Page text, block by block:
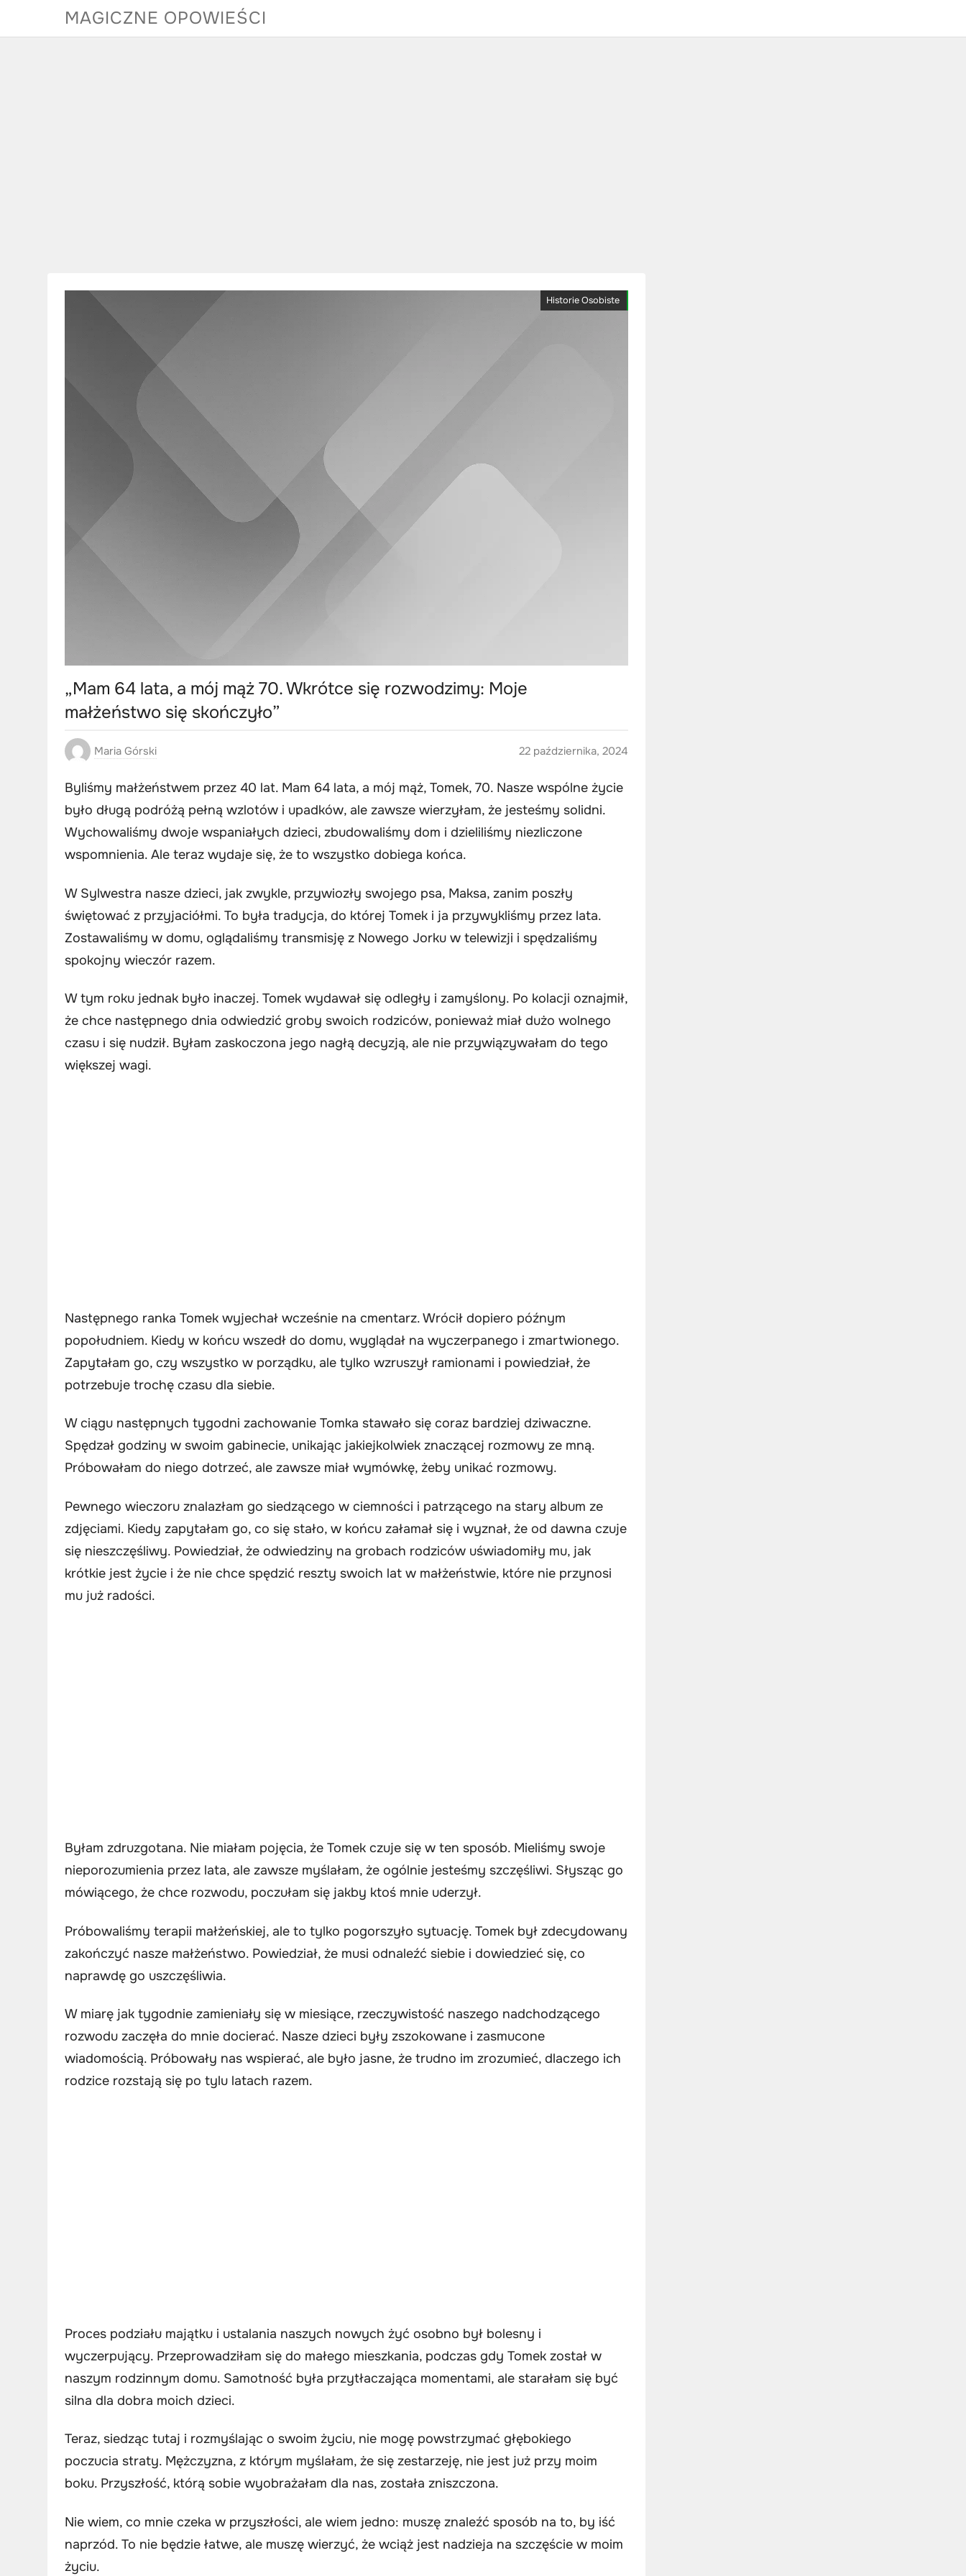
MAGICZNE OPOWIEŚCI
Historie Osobiste
„Mam 64 lata, a mój mąż 70. Wkrótce się rozwodzimy: Moje
małżeństwo się skończyło”
Maria Górski 22 października, 2024
Byliśmy małżeństwem przez 40 lat. Mam 64 lata, a mój mąż, Tomek, 70. Nasze wspólne życie
było długą podróżą pełną wzlotów i upadków, ale zawsze wierzyłam, że jesteśmy solidni.
Wychowaliśmy dwoje wspaniałych dzieci, zbudowaliśmy dom i dzieliliśmy niezliczone
wspomnienia. Ale teraz wydaje się, że to wszystko dobiega końca.
W Sylwestra nasze dzieci, jak zwykle, przywiozły swojego psa, Maksa, zanim poszły
świętować z przyjaciółmi. To była tradycja, do której Tomek i ja przywykliśmy przez lata.
Zostawaliśmy w domu, oglądaliśmy transmisję z Nowego Jorku w telewizji i spędzaliśmy
spokojny wieczór razem.
W tym roku jednak było inaczej. Tomek wydawał się odległy i zamyślony. Po kolacji oznajmił,
że chce następnego dnia odwiedzić groby swoich rodziców, ponieważ miał dużo wolnego
czasu i się nudził. Byłam zaskoczona jego nagłą decyzją, ale nie przywiązywałam do tego
większej wagi.
Następnego ranka Tomek wyjechał wcześnie na cmentarz. Wrócił dopiero późnym
popołudniem. Kiedy w końcu wszedł do domu, wyglądał na wyczerpanego i zmartwionego.
Zapytałam go, czy wszystko w porządku, ale tylko wzruszył ramionami i powiedział, że
potrzebuje trochę czasu dla siebie.
W ciągu następnych tygodni zachowanie Tomka stawało się coraz bardziej dziwaczne.
Spędzał godziny w swoim gabinecie, unikając jakiejkolwiek znaczącej rozmowy ze mną.
Próbowałam do niego dotrzeć, ale zawsze miał wymówkę, żeby unikać rozmowy.
Pewnego wieczoru znalazłam go siedzącego w ciemności i patrzącego na stary album ze
zdjęciami. Kiedy zapytałam go, co się stało, w końcu załamał się i wyznał, że od dawna czuje
się nieszczęśliwy. Powiedział, że odwiedziny na grobach rodziców uświadomiły mu, jak
krótkie jest życie i że nie chce spędzić reszty swoich lat w małżeństwie, które nie przynosi
mu już radości.
Byłam zdruzgotana. Nie miałam pojęcia, że Tomek czuje się w ten sposób. Mieliśmy swoje
nieporozumienia przez lata, ale zawsze myślałam, że ogólnie jesteśmy szczęśliwi. Słysząc go
mówiącego, że chce rozwodu, poczułam się jakby ktoś mnie uderzył.
Próbowaliśmy terapii małżeńskiej, ale to tylko pogorszyło sytuację. Tomek był zdecydowany
zakończyć nasze małżeństwo. Powiedział, że musi odnaleźć siebie i dowiedzieć się, co
naprawdę go uszczęśliwia.
W miarę jak tygodnie zamieniały się w miesiące, rzeczywistość naszego nadchodzącego
rozwodu zaczęła do mnie docierać. Nasze dzieci były zszokowane i zasmucone
wiadomością. Próbowały nas wspierać, ale było jasne, że trudno im zrozumieć, dlaczego ich
rodzice rozstają się po tylu latach razem.
Proces podziału majątku i ustalania naszych nowych żyć osobno był bolesny i
wyczerpujący. Przeprowadziłam się do małego mieszkania, podczas gdy Tomek został w
naszym rodzinnym domu. Samotność była przytłaczająca momentami, ale starałam się być
silna dla dobra moich dzieci.
Teraz, siedząc tutaj i rozmyślając o swoim życiu, nie mogę powstrzymać głębokiego
poczucia straty. Mężczyzna, z którym myślałam, że się zestarzeję, nie jest już przy moim
boku. Przyszłość, którą sobie wyobrażałam dla nas, została zniszczona.
Nie wiem, co mnie czeka w przyszłości, ale wiem jedno: muszę znaleźć sposób na to, by iść
naprzód. To nie będzie łatwe, ale muszę wierzyć, że wciąż jest nadzieja na szczęście w moim
życiu.